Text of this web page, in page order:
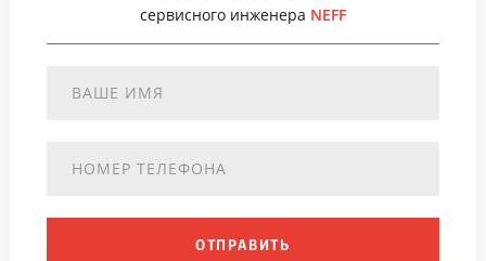
сервисного инженера NEFF
ОТПРАВИТЬ